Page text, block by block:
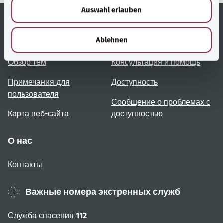
Auswahl erlauben
Ablehnen
Обзор тем
Примечания для
пользователя
Карта веб-сайта
Услуги
Консультация и помощь
Доступность
Сообщение о проблемах с
доступностью
О нас
Контакты
Важные номера экстренных служб
Служба спасения 112